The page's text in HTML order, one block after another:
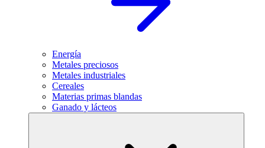
Energía
Metales preciosos
Metales industriales
Cereales
Materias primas blandas
Ganado y lácteos